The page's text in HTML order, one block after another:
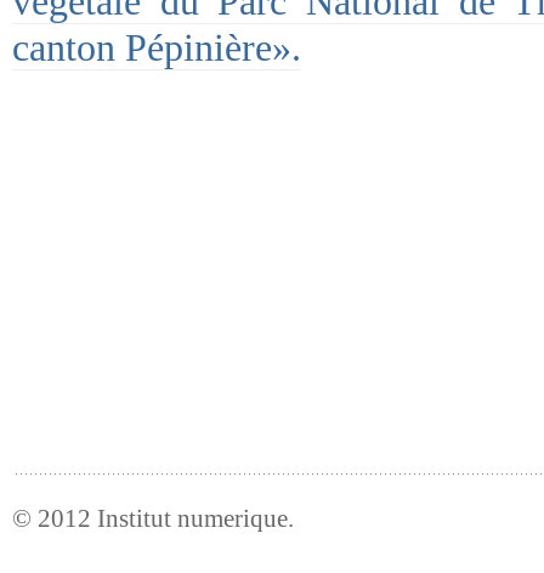
canton Pépinière».
© 2012 Institut numerique.